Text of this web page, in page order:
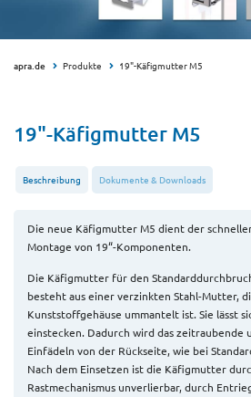
apra.de Produkte 19"-Käfigmutter M5
19"-Käfigmutter M5
Beschreibung Dokumente & Downloads
Die neue Käfigmutter M5 dient der
Montage von 19“-Komponenten.
Die Käfigmutter für den
besteht aus einer verzinkten Stahl-Mutter,
Kunststoffgehäuse ummantelt ist. Sie lässt
einstecken. Dadurch wird das zeitraubende
Einfädeln von der Rückseite, wie bei
Nach dem Einsetzen ist die Käfigmutter
Rastmechanismus unverlierbar, durch